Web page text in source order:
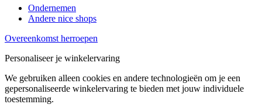
Ondernemen
Andere nice shops
Overeenkomst herroepen
Personaliseer je winkelervaring
We gebruiken alleen cookies en andere technologieën om je een
gepersonaliseerde winkelervaring te bieden met jouw individuele
toestemming.